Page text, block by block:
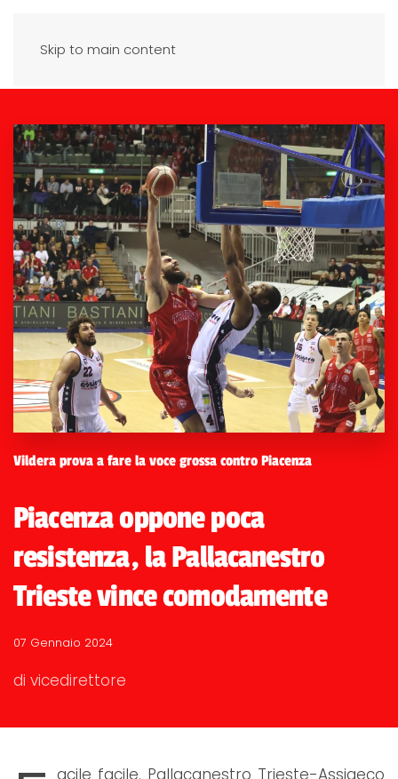
Skip to main content
Vildera prova a fare la voce grossa contro Piacenza
Piacenza oppone poca
resistenza, la Pallacanestro
Trieste vince comodamente
07 Gennaio 2024
di vicedirettore
acile facile. Pallacanestro Trieste-Assigeco